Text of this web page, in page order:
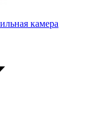
камера